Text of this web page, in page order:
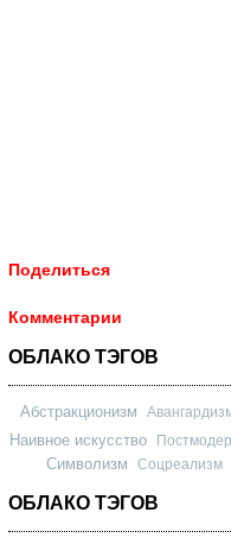
Поделиться
Комментарии
ОБЛАКО ТЭГОВ
Абстракционизм
Наивное искусство
Символизм Соцреализм
ОБЛАКО ТЭГОВ